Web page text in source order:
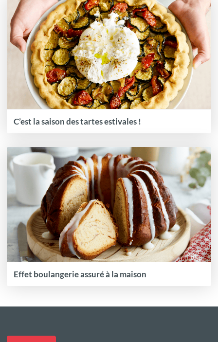
C’est la saison des tartes estivales !
Effet boulangerie assuré à la maison